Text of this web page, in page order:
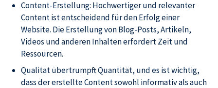
Content-Erstellung: Hochwertiger und relevanter
Content ist entscheidend für den Erfolg einer
Website. Die Erstellung von Blog-Posts, Artikeln,
Videos und anderen Inhalten erfordert Zeit und
Ressourcen.
Qualität übertrumpft Quantität, und es ist wichtig,
dass der erstellte Content sowohl informativ als auch